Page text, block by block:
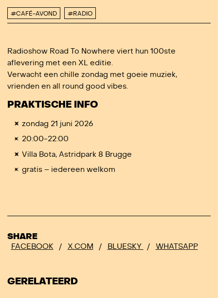
#CAFÉ-AVOND #RADIO
Radioshow Road To Nowhere viert hun 100ste
aflevering met een XL editie.
Verwacht een chille zondag met goeie muziek,
vrienden en all round good vibes.
PRAKTISCHE INFO
zondag 21 juni 2026
20:00-22:00
Villa Bota, Astridpark 8 Brugge
gratis – iedereen welkom
SHARE
FACEBOOK / X.COM / BLUESKY / WHATSAPP
GERELATEERD